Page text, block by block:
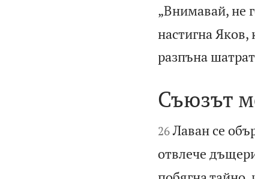
„Внимавай, не
настигна
разпъна

Съюзът

26 Лаван се
отвлече